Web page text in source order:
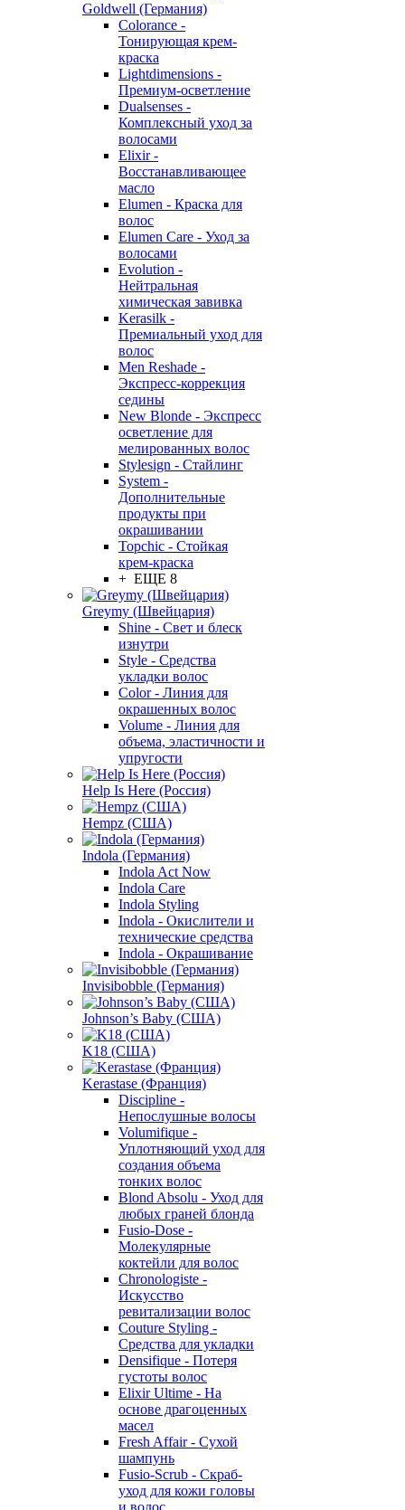
Goldwell (Германия)
Colorance -
Тонирующая крем-
краска
Lightdimensions -
Премиум-осветление
Dualsenses -
Комплексный уход за
волосами
Elixir -
Восстанавливающее
масло
Elumen - Краска для
волос
Elumen Care - Уход за
волосами
Evolution -
Нейтральная
химическая завивка
Kerasilk -
Премиальный уход для
волос
Men Reshade -
Экспресс-коррекция
седины
New Blonde - Экспресс
осветление для
мелированных волос
Stylesign - Стайлинг
System -
Дополнительные
продукты при
окрашивании
Topchic - Стойкая
крем-краска
+ ЕЩЕ 8
Greymy (Швейцария)
Shine - Свет и блеск
изнутри
Style - Средства
укладки волос
Color - Линия для
окрашенных волос
Volume - Линия для
объема, эластичности и
упругости
Help Is Here (Россия)
Hempz (США)
Indola (Германия)
Indola Act Now
Indola Care
Indola Styling
Indola - Окислители и
технические средства
Indola - Окрашивание
Invisibobble (Германия)
Johnson’s Baby (США)
K18 (США)
Kerastase (Франция)
Discipline -
Непослушные волосы
Volumifique -
Уплотняющий уход для
создания объема
тонких волос
Blond Absolu - Уход для
любых граней блонда
Fusio-Dose -
Молекулярные
коктейли для волос
Chronologiste -
Искусство
ревитализации волос
Couture Styling -
Средства для укладки
Densifique - Потеря
густоты волос
Elixir Ultime - На
основе драгоценных
масел
Fresh Affair - Сухой
шампунь
Fusio-Scrub - Скраб-
уход для кожи головы
и волос